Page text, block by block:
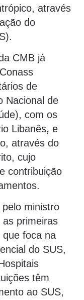
através
do
CMB já
de
Nacional de
com os
Libanês, e
através do
cujo
contribuição
ministro
as primeiras
foca na
do SUS,
têm
ao SUS,